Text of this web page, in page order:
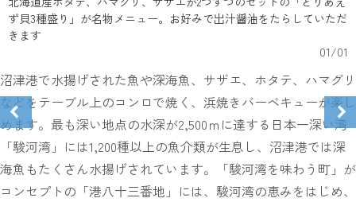
ず貝3種盛り」が名物メニュー。お好みで出汁醤油をたらしていただ
きます
01/01
沼津港で水揚げされた魚や深海魚、サザエ、ホタテ、ハマグリ
などをテーブル上のコンロで焼く、浜焼きバーベキューが楽し
めます。最も深い地点の水深が2,500ｍに達する日本一深い湾
「駿河湾」には1,200種以上の魚介類が生息し、沼津港では深
海魚もたくさん水揚げされています。「駿河湾を味わう町」が
コンセプトの「港八十三番地」には、駿河湾の恵みをはじめ、